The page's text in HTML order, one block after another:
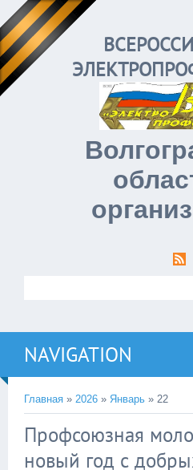
NAVIGATION
Главная » 2026 » Январь » 22
Профсоюзная
новый год с